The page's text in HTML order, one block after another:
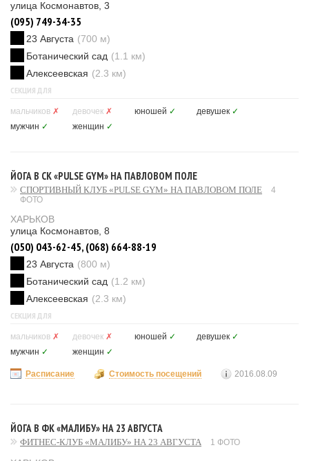
улица Космонавтов, 3
(095) 749-34-35
23 Августа (700 м)
Ботанический сад (1.1 км)
Алексеевская (2.3 км)
СЕКЦИЯ ДЛЯ
мальчиков ✗ девочек ✗ юношей ✓ девушек ✓
мужчин ✓ женщин ✓
ЙОГА В СК «PULSE GYM» НА ПАВЛОВОМ ПОЛЕ
СПОРТИВНЫЙ КЛУБ «PULSE GYM» НА ПАВЛОВОМ ПОЛЕ
4
ФОТО
ХАРЬКОВ
улица Космонавтов, 8
(050) 043-62-45, (068) 664-88-19
23 Августа (800 м)
Ботанический сад (1.2 км)
Алексеевская (2.3 км)
СЕКЦИЯ ДЛЯ
мальчиков ✗ девочек ✗ юношей ✓ девушек ✓
мужчин ✓ женщин ✓
Расписание Стоимость посещений 2016.08.09
ЙОГА В ФК «МАЛИБУ» НА 23 АВГУСТА
ФИТНЕС-КЛУБ «МАЛИБУ» НА 23 АВГУСТА 1 ФОТО